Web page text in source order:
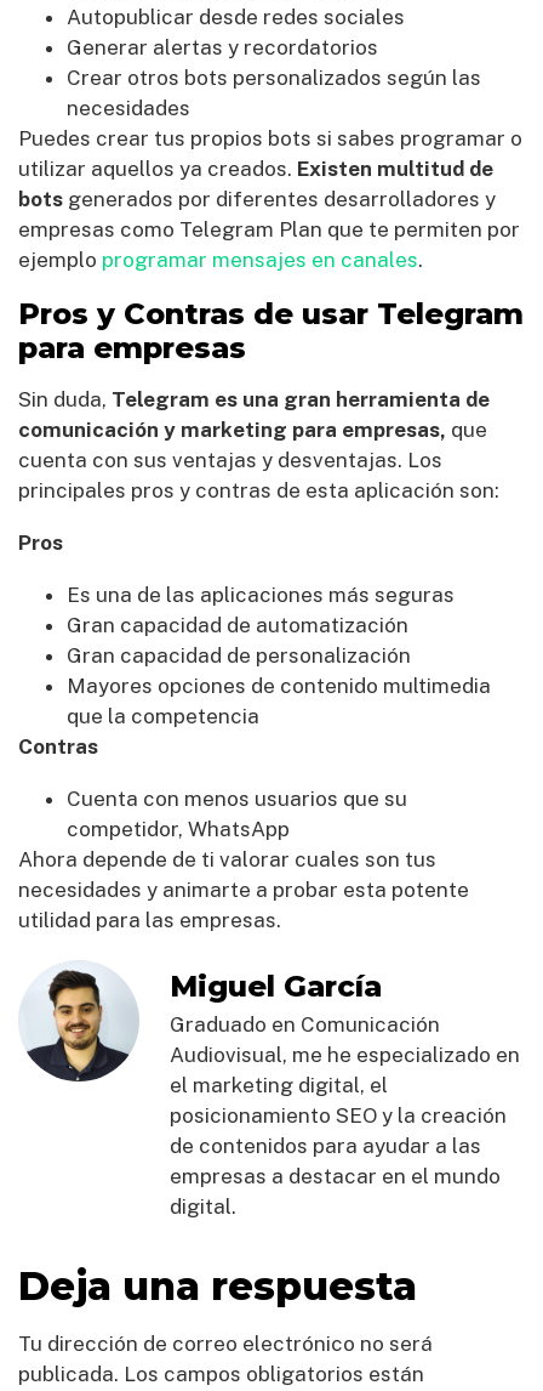
Autopublicar desde redes sociales
Generar alertas y recordatorios
Crear otros bots personalizados según las
necesidades
Puedes crear tus propios bots si sabes programar o
utilizar aquellos ya creados. Existen multitud de
bots generados por diferentes desarrolladores y
empresas como Telegram Plan que te permiten por
ejemplo programar mensajes en canales.
Pros y Contras de usar Telegram
para empresas
Sin duda, Telegram es una gran herramienta de
comunicación y marketing para empresas, que
cuenta con sus ventajas y desventajas. Los
principales pros y contras de esta aplicación son:
Pros
Es una de las aplicaciones más seguras
Gran capacidad de automatización
Gran capacidad de personalización
Mayores opciones de contenido multimedia
que la competencia
Contras
Cuenta con menos usuarios que su
competidor, WhatsApp
Ahora depende de ti valorar cuales son tus
necesidades y animarte a probar esta potente
utilidad para las empresas.
Miguel García
Graduado en Comunicación
Audiovisual, me he especializado en
el marketing digital, el
posicionamiento SEO y la creación
de contenidos para ayudar a las
empresas a destacar en el mundo
digital.
Deja una respuesta
Tu dirección de correo electrónico no será
publicada. Los campos obligatorios están